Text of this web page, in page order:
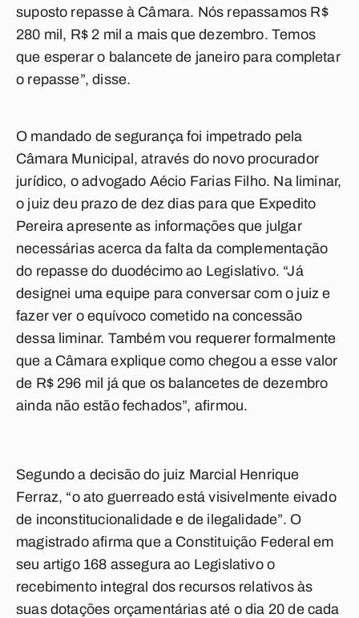
suposto repasse à Câmara. Nós repassamos R$
280 mil, R$ 2 mil a mais que dezembro. Temos
que esperar o balancete de janeiro para completar
o repasse”, disse.
O mandado de segurança foi impetrado pela
Câmara Municipal, através do novo procurador
jurídico, o advogado Aécio Farias Filho. Na liminar,
o juiz deu prazo de dez dias para que Expedito
Pereira apresente as informações que julgar
necessárias acerca da falta da complementação
do repasse do duodécimo ao Legislativo. “Já
designei uma equipe para conversar com o juiz e
fazer ver o equívoco cometido na concessão
dessa liminar. Também vou requerer formalmente
que a Câmara explique como chegou a esse valor
de R$ 296 mil já que os balancetes de dezembro
ainda não estão fechados”, afirmou.
Segundo a decisão do juiz Marcial Henrique
Ferraz, “o ato guerreado está visivelmente eivado
de inconstitucionalidade e de ilegalidade”. O
magistrado afirma que a Constituição Federal em
seu artigo 168 assegura ao Legislativo o
recebimento integral dos recursos relativos às
suas dotações orçamentárias até o dia 20 de cada